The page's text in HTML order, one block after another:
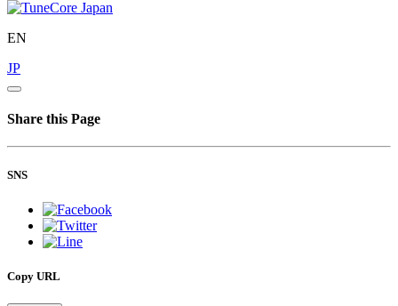
EN
JP
Share this Page
SNS
Copy URL